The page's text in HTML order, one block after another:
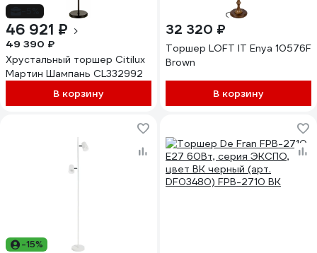
46 921 ₽
49 390 ₽
Хрустальный торшер Citilux
Мартин Шампань CL332992
В корзину
32 320 ₽
Торшер LOFT IT Enya 10576F
Brown
В корзину
-15%